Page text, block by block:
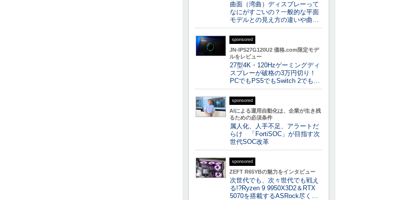
曲面（湾曲）ディスプレーって
なにがすごいの？一般的な平面
モデルとの見え方の違いや曲…
sponsored
JN-IPS27G120U2 価格.com限定モデ
ルをレビュー
27型4K・120Hzゲーミングディ
スプレーが破格の3万円切り！
PCでもPS5でもSwitch 2でも…
sponsored
AIによる運用自動化は、企業が生き残
るための必須条件
属人化、人手不足、アラートだ
らけ 「FortiSOC」が目指す次
世代SOC改革
sponsored
ZEFT R65YBの魅力をインタビュー
次世代でも、次々世代でも戦え
る!?Ryzen 9 9950X3D2＆RTX
5070を搭載するASRock尽く…